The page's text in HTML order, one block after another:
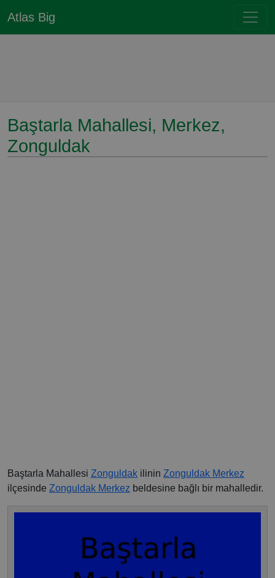
Atlas Big
Baştarla Mahallesi, Merkez,
Zonguldak
Baştarla Mahallesi Zonguldak ilinin Zonguldak Merkez
ilçesinde Zonguldak Merkez beldesine bağlı bir mahalledir.